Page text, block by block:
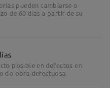
pueden cambiarse o
de 60 días a partir de su
posible en defectos en
do obra defectuosa